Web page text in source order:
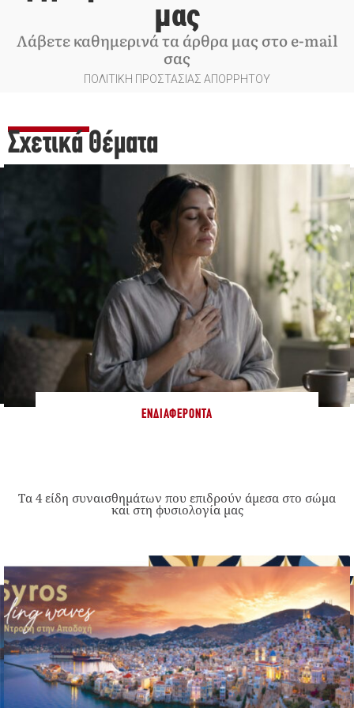
μας
Λάβετε καθημερινά τα άρθρα μας στο e-mail
σας
ΠΟΛΙΤΙΚΗ ΠΡΟΣΤΑΣΙΑΣ ΑΠΟΡΡΗΤΟΥ
Σχετικά Θέματα
ΕΝΔΙΑΦΈΡΟΝΤΑ
Τα 4 είδη συναισθημάτων που επιδρούν άμεσα στο σώμα
και στη φυσιολογία μας